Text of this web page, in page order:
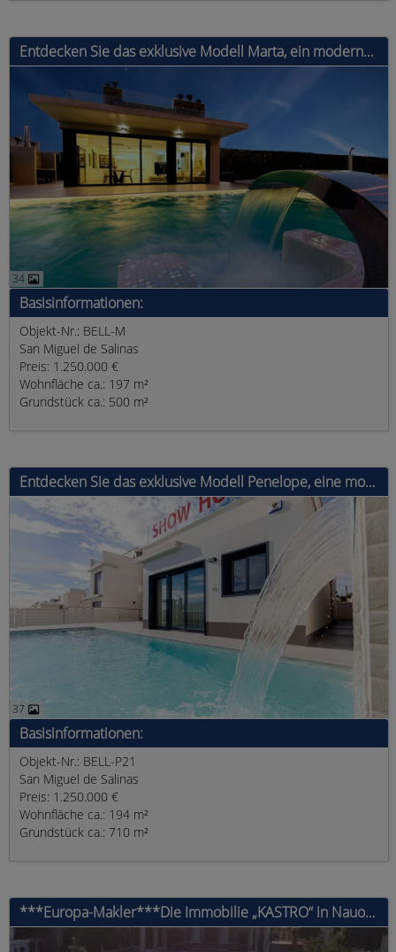
Entdecken Sie das exklusive Modell Marta, ein modernes Haus mit 4 Schlafzimmern, 3 Bädern und einer bebauten Fläche von 197 m².
34
Basisinformationen:
Objekt-Nr.: BELL-M
San Miguel de Salinas
Preis: 1.250.000 €
Wohnfläche ca.: 197 m²
Grundstück ca.: 500 m²
Entdecken Sie das exklusive Modell Penelope, eine moderne Villa mit 3 Schlafzimmern, 3 Badezimmern und einer bebauten Fläche von 194 m².&#
37
Basisinformationen:
Objekt-Nr.: BELL-P21
San Miguel de Salinas
Preis: 1.250.000 €
Wohnfläche ca.: 194 m²
Grundstück ca.: 710 m²
***Europa-Makler***Die Immobilie „KASTRO“ in Nauossa